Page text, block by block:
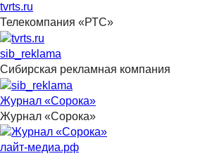
tvrts.ru
Телекомпания «РТС»
sib_reklama
Сибирская рекламная компания
Журнал «Сорока»
Журнал «Сорока»
лайт-медиа.рф